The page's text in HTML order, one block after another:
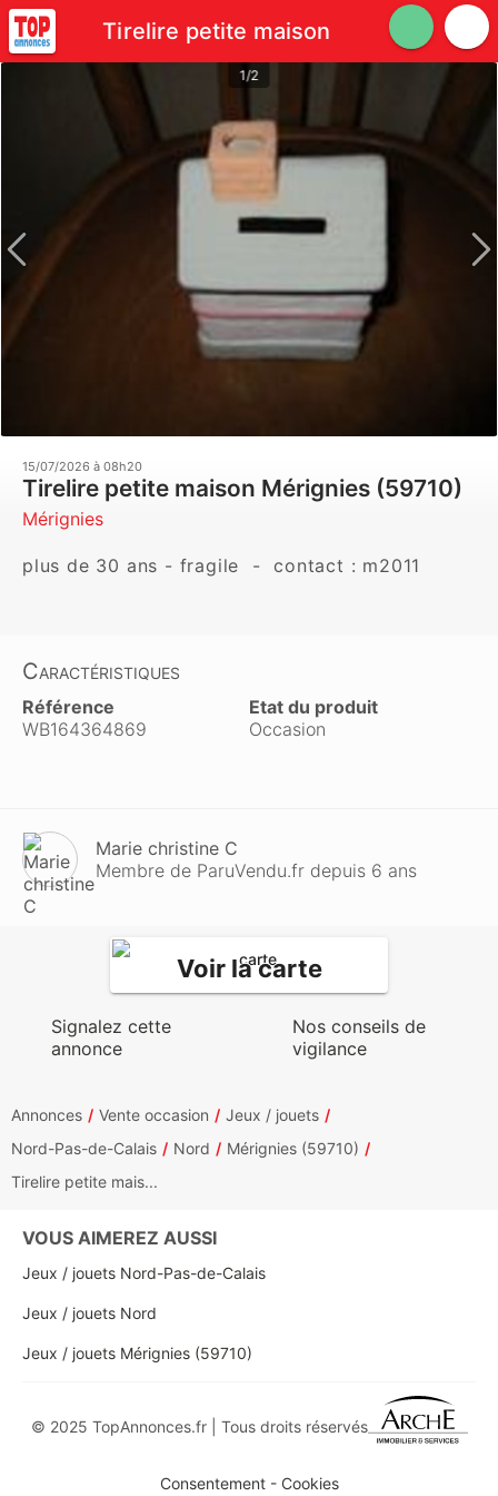
Tirelire petite maison
1/2
15/07/2026 à 08h20
Tirelire petite maison Mérignies (59710)
Mérignies
plus de 30 ans - fragile  -  contact : m2011
Caractéristiques
Référence
WB164364869
Etat du produit
Occasion
Marie christine C
Membre de ParuVendu.fr depuis 6 ans
Voir la carte
Signalez cette
annonce
Nos conseils de
vigilance
Annonces Vente occasion
Jeux / jouets
Nord-Pas-de-Calais
Nord
Mérignies (59710)
Tirelire petite mais...
VOUS AIMEREZ AUSSI
Jeux / jouets Nord-Pas-de-Calais
Jeux / jouets Nord
Jeux / jouets Mérignies (59710)
© 2025 TopAnnonces.fr | Tous droits réservés
Consentement - Cookies